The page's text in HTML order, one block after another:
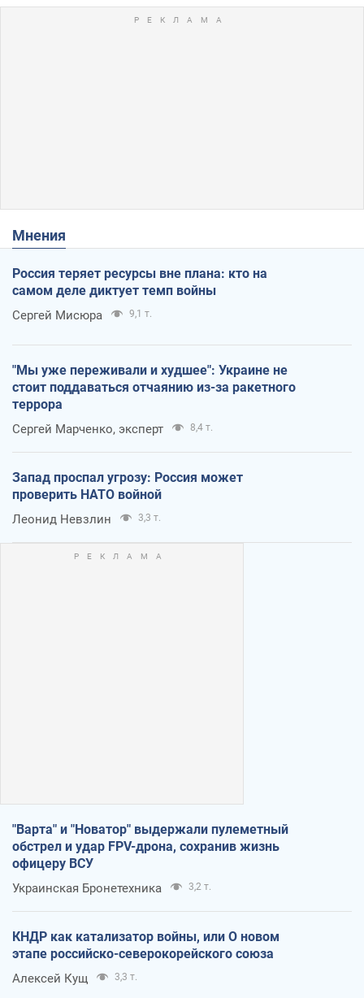
Мнения
Россия теряет ресурсы вне плана: кто на
самом деле диктует темп войны
Сергей Мисюра 9,1 т.
"Мы уже переживали и худшее": Украине не
стоит поддаваться отчаянию из-за ракетного
террора
Сергей Марченко, эксперт 8,4 т.
Запад проспал угрозу: Россия может
проверить НАТО войной
Леонид Невзлин 3,3 т.
"Варта" и "Новатор" выдержали пулеметный
обстрел и удар FPV-дрона, сохранив жизнь
офицеру ВСУ
Украинская Бронетехника 3,2 т.
КНДР как катализатор войны, или О новом
этапе российско-северокорейского союза
Алексей Кущ 3,3 т.